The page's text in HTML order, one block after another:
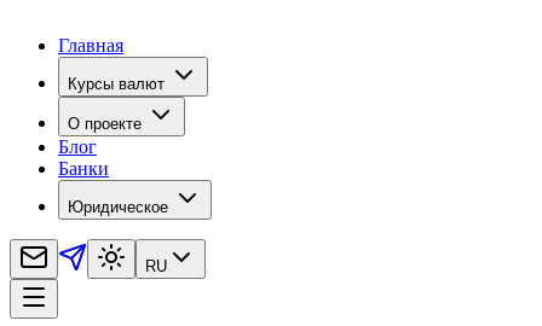
Главная
Курсы валют
О проекте
Блог
Банки
Юридическое
RU